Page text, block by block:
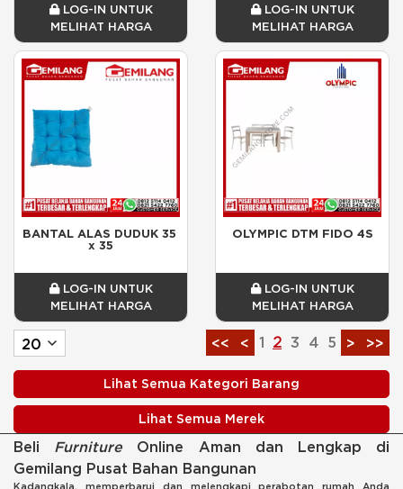
LOG-IN UNTUK
MELIHAT HARGA
LOG-IN UNTUK
MELIHAT HARGA
BANTAL ALAS DUDUK 35
x 35
LOG-IN UNTUK
MELIHAT HARGA
OLYMPIC DTM FIDO 4S
LOG-IN UNTUK
MELIHAT HARGA
<< < 1 2 3 4 5 > >>
Lihat Semua Kategori Barang
Lihat Semua Merek
Beli Furniture Online Aman dan Lengkap di
Gemilang Pusat Bahan Bangunan
Kadangkala, memperbarui dan melengkapi perabotan rumah Anda